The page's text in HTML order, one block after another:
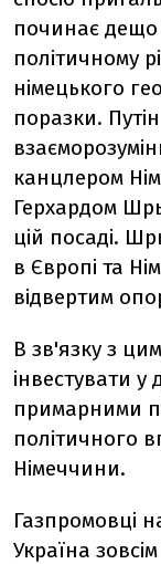
починає дещо
політичному
німецького
поразки.
канцлером
Герхардом
цій посаді.
в Європі та
відвертим
В зв'язку з
інвестувати
примарними
політичного
Німеччини.
Газпромовці
Україна